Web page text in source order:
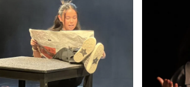
Anschauen....